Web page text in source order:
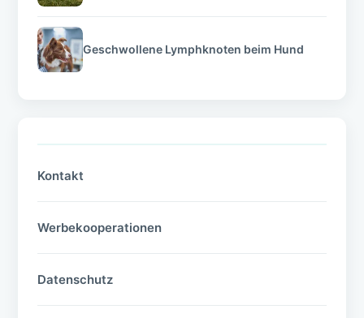
Geschwollene Lymphknoten beim Hund
Kontakt
Werbekooperationen
Datenschutz